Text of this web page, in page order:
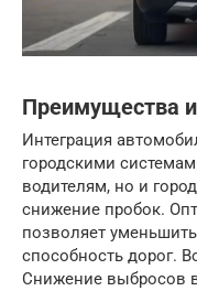
Преимущества
Интеграция
городскими
водителям, но и
снижение пробок.
позволяет
способность дорог.
Снижение выбросов